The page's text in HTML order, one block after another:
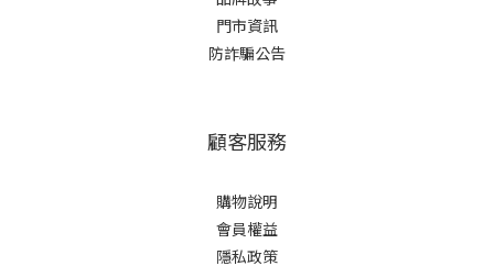
門市資訊
防詐騙公告
顧客服務
購物說明
會員權益
隱私政策